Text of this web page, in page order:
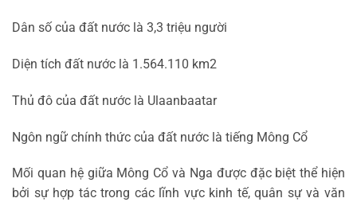
Dân số của đất nước là 3,3 triệu người
Diện tích đất nước là 1.564.110 km2
Thủ đô của đất nước là Ulaanbaatar
Ngôn ngữ chính thức của đất nước là tiếng Mông Cổ
Mối quan hệ giữa Mông Cổ và Nga được đặc biệt thể hiện
bởi sự hợp tác trong các lĩnh vực kinh tế, quân sự và văn